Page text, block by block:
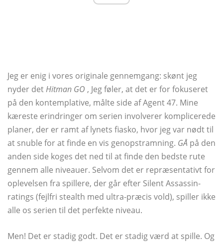
Jeg er enig i vores originale gennemgang: skønt jeg
nyder detHitman GO , Jeg føler, at det er for fokuseret
på den kontemplative, målte side af Agent 47. Mine
kæreste erindringer om serien involverer komplicerede
planer, der er ramt af lynets fiasko, hvor jeg var nødt til
at snuble for at finde en vis genopstramning. GÅ på den
anden side koges det ned til at finde den bedste rute
gennem alle niveauer. Selvom det er repræsentativt for
oplevelsen fra spillere, der går efter Silent Assassin-
ratings (fejlfri stealth med ultra-præcis vold), spiller ikke
alle os serien til det perfekte niveau.
Men! Det er stadig godt. Det er stadig værd at spille. Og